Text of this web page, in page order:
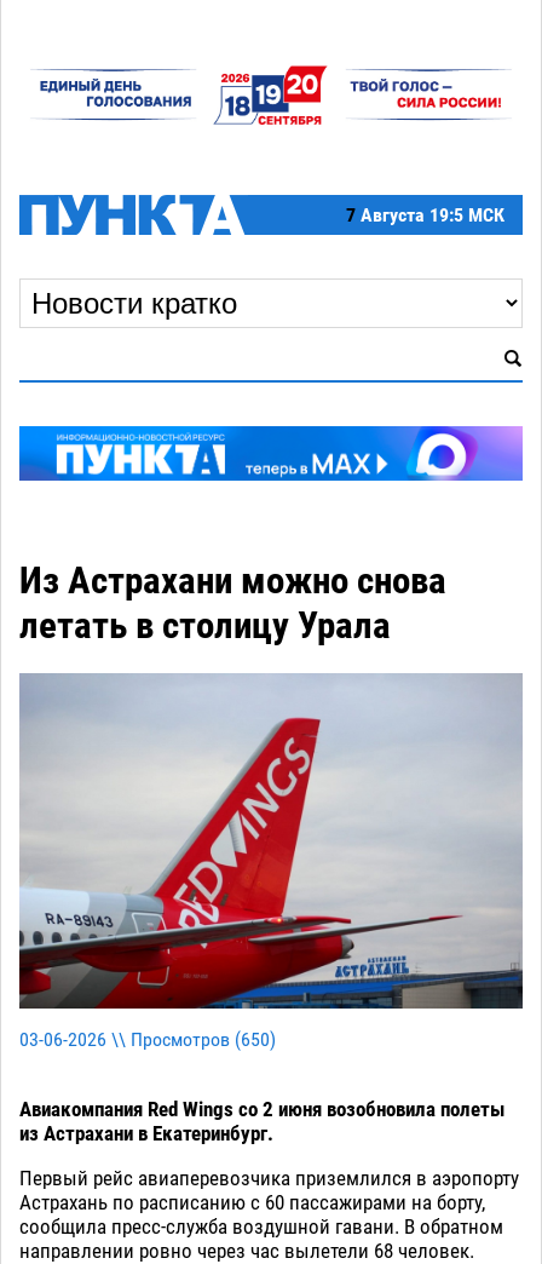
7 Августа 19:5 МСК
Из Астрахани можно снова
летать в столицу Урала
03-06-2026 \\ Просмотров (650)
Авиакомпания Red Wings со 2 июня возобновила полеты
из Астрахани в Екатеринбург.
Первый рейс авиаперевозчика приземлился в аэропорту
Астрахань по расписанию с 60 пассажирами на борту,
сообщила пресс-служба воздушной гавани. В обратном
направлении ровно через час вылетели 68 человек.